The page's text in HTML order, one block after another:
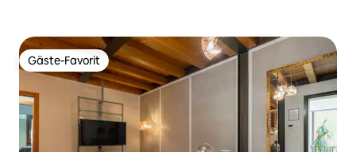
Gäste-Favorit
Gäste-Favorit